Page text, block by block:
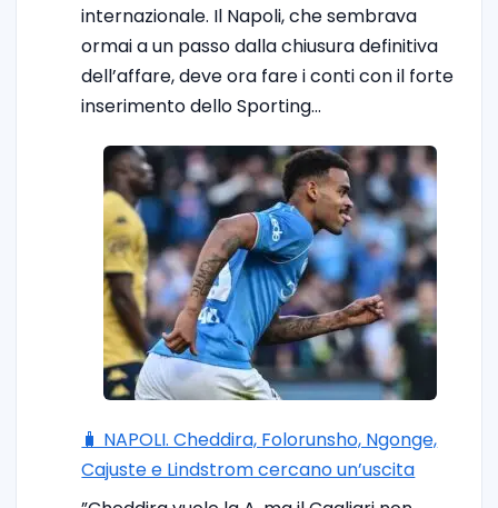
internazionale. Il Napoli, che sembrava
ormai a un passo dalla chiusura definitiva
dell’affare, deve ora fare i conti con il forte
inserimento dello Sporting…
🧳 NAPOLI. Cheddira, Folorunsho, Ngonge,
Cajuste e Lindstrom cercano un’uscita